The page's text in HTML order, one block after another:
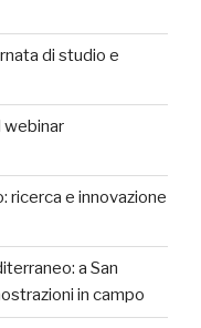
di studio e
webinar
ricerca e innovazione
a San
in campo